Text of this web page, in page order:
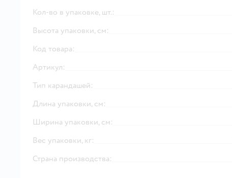
Кол-во в упаковке, шт.:
Высота упаковки, см:
Код товара:
Артикул:
Тип карандашей:
Длина упаковки, см:
Ширина упаковки, см:
Вес упаковки, кг:
Страна производства: